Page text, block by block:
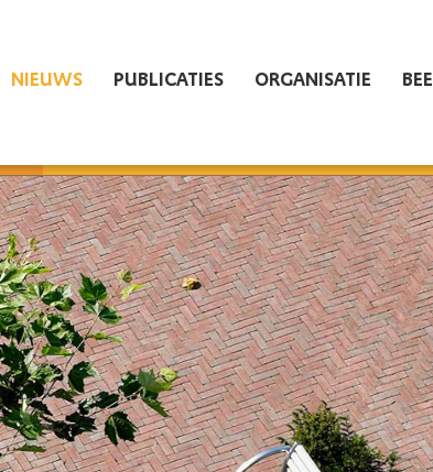
NIEUWS PUBLICATIES ORGANISATIE